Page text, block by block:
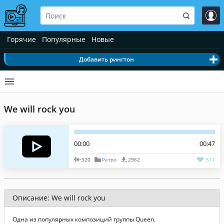
Горячие Популярные Новые
Добавить рингтон
We will rock you
00:00 00:47
320 Ретро 2962 511
Описание: We will rock you
Одна из популярных композиций группы Queen.